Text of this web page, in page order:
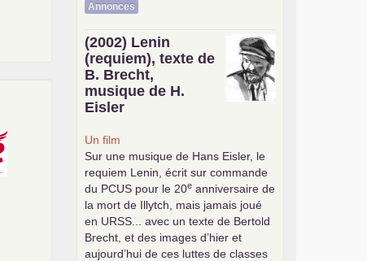
Annonces
(2002) Lenin
(requiem), texte de
B. Brecht,
musique de H.
Eisler
Un film
Sur une musique de Hans Eisler, le
requiem Lenin, écrit sur commande
du PCUS pour le 20e anniversaire de
la mort de Illytch, mais jamais joué
en URSS ... avec un texte de Bertold
Brecht, et des images d’hier et
aujourd’hui de ces luttes de classes